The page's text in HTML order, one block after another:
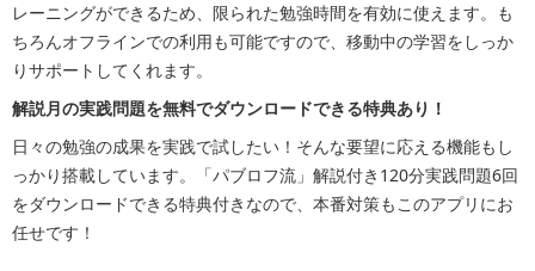
レーニングができるため、限られた勉強時間を有効に使えます。も
ちろんオフラインでの利用も可能ですので、移動中の学習をしっか
りサポートしてくれます。
解説月の実践問題を無料でダウンロードできる特典あり！
日々の勉強の成果を実践で試したい！そんな要望に応える機能もし
っかり搭載しています。「パブロフ流」解説付き120分実践問題6回
をダウンロードできる特典付きなので、本番対策もこのアプリにお
任せです！